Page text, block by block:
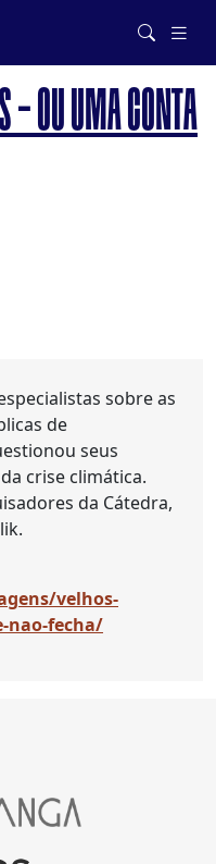
– OU UMA CONTA
sobre as
de
seus
crise climática.
da Cátedra,
velhos-
nao-fecha/